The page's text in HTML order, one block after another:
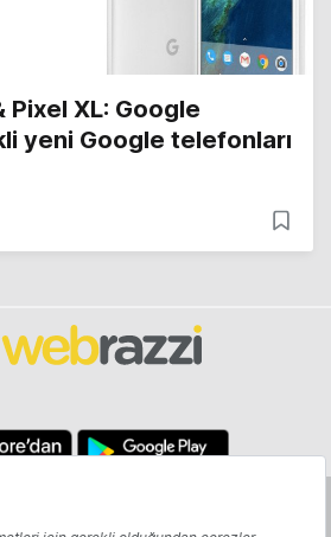
Pixel XL: Google
yeni Google telefonları